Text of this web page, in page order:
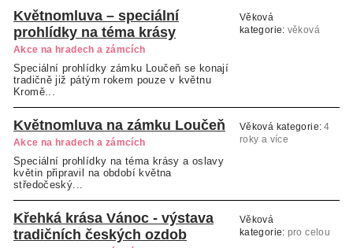
Květnomluva – speciální
prohlídky na téma krásy
Akce na hradech a zámcích
Speciální prohlídky zámku Loučeň se konají
tradičně již pátým rokem pouze v květnu
Kromě...
Věková
kategorie: věková
Květnomluva na zámku Loučeň
Akce na hradech a zámcích
Speciální prohlídky na téma krásy a oslavy
květin připravil na období května
středočeský...
Věková kategorie: 4
roky a více
Křehká krása Vánoc - výstava
tradičních českých ozdob
Věková
kategorie: pro celou